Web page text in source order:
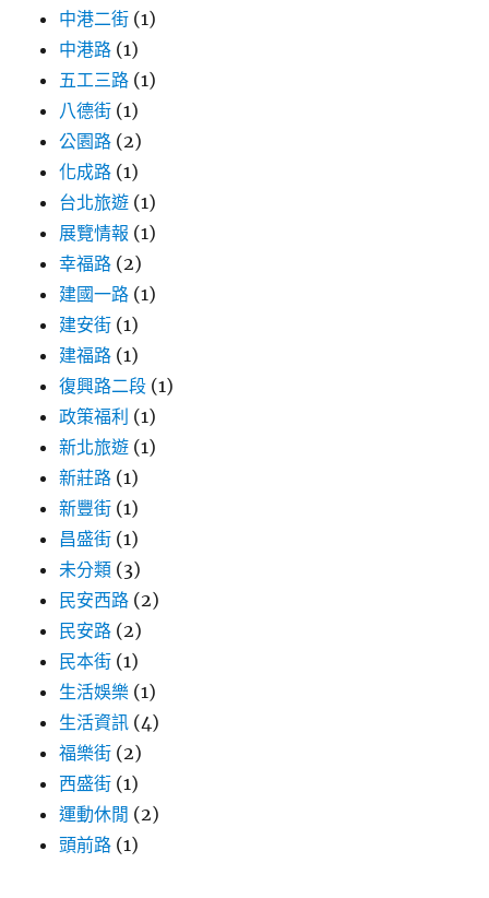
中港二街 (1)
中港路 (1)
五工三路 (1)
八德街 (1)
公園路 (2)
化成路 (1)
台北旅遊 (1)
展覽情報 (1)
幸福路 (2)
建國一路 (1)
建安街 (1)
建福路 (1)
復興路二段 (1)
政策福利 (1)
新北旅遊 (1)
新莊路 (1)
新豐街 (1)
昌盛街 (1)
未分類 (3)
民安西路 (2)
民安路 (2)
民本街 (1)
生活娛樂 (1)
生活資訊 (4)
福樂街 (2)
西盛街 (1)
運動休閒 (2)
頭前路 (1)